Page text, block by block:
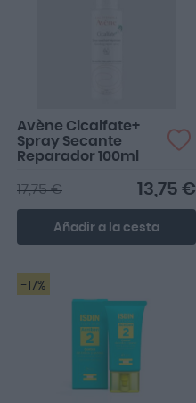
Avène Cicalfate+
Spray Secante
Reparador 100ml
13,75 €
17,75 €
Añadir a la cesta
-17%